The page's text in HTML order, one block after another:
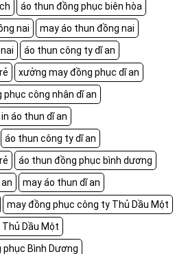
áo thun đồng phục biên hòa
nai
may áo thun đồng nai
áo thun công ty dĩ an
xưởng may đồng phục dĩ an
phục công nhân dĩ an
in áo thun dĩ an
áo thun công ty dĩ an
áo thun đồng phục bình dương
may áo thun dĩ an
may đồng phục công ty Thủ Dầu Một
Dầu Một
Bình Dương